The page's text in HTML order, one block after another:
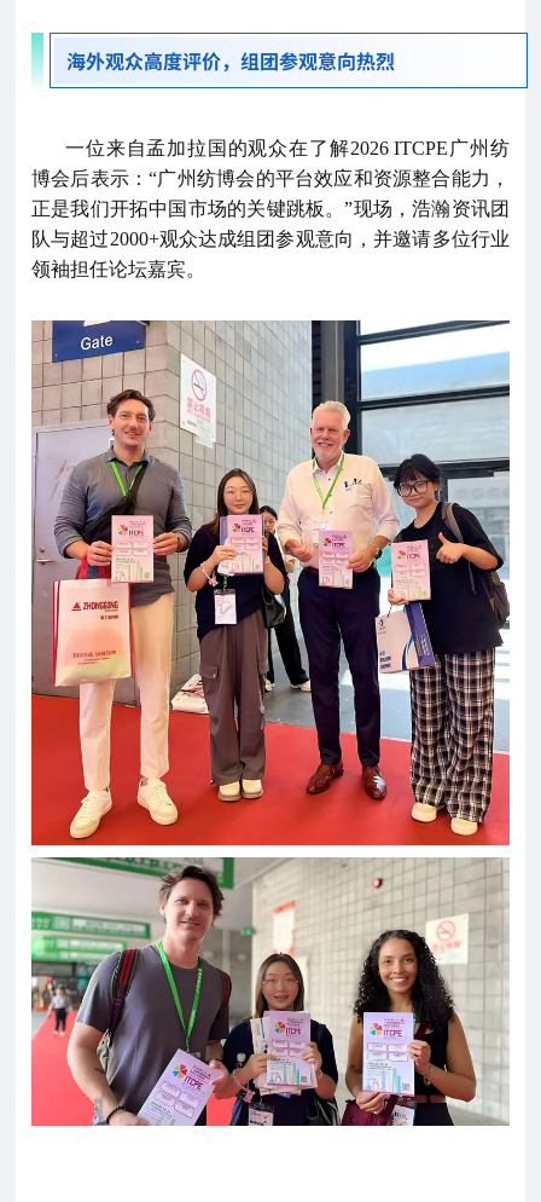
海外观众高度评价，组团参观意向热烈
一位来自孟加拉国的观众在了解2026 ITCPE广州纺
博会后表示：“广州纺博会的平台效应和资源整合能力，
正是我们开拓中国市场的关键跳板。”现场，浩瀚资讯团
队与超过2000+观众达成组团参观意向，并邀请多位行业
领袖担任论坛嘉宾。